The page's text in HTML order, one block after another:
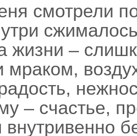
смотрели
жизни –
– счастье,